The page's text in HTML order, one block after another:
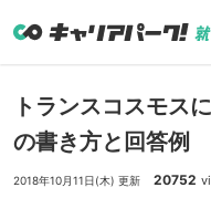
トランスコスモス
の書き方と回答例
2018年10月11日(木) 更新 20752